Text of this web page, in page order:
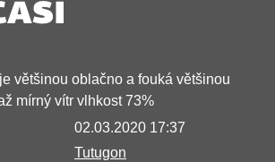
většinou oblačno a fouká většinou
mírný vítr vlhkost 73%
02.03.2020 17:37
Tutugon